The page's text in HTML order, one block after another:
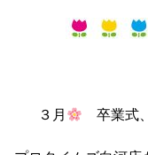
３月 卒業式